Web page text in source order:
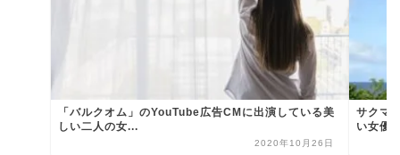
「バルクオム」のYouTube広告CMに出演している美
しい二人の女...
2020年10月26日
サクマ
い女優